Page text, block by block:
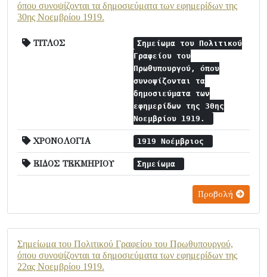
όπου συνοψίζονται τα δημοσιεύματα των εφημερίδων της
30ης Νοεμβρίου 1919.
ΤΙΤΛΟΣ
Σημείωμα του Πολιτικού
Γραφείου του
Πρωθυπουργού, όπου
συνοψίζονται τα
δημοσιεύματα των
εφημερίδων της 30ης
Νοεμβρίου 1919.
ΧΡΟΝΟΛΟΓΙΑ 1919 Νοέμβριος
ΕΙΔΟΣ ΤΕΚΜΗΡΙΟΥ Σημείωμα
Προβολή
Σημείωμα του Πολιτικού Γραφείου του Πρωθυπουργού,
όπου συνοψίζονται τα δημοσιεύματα των εφημερίδων της
22ας Νοεμβρίου 1919.